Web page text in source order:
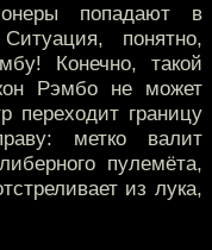
попадают в
понятно,
Конечно, такой
Рэмбо не может
переходит границу
метко валит
пулемёта,
из лука,